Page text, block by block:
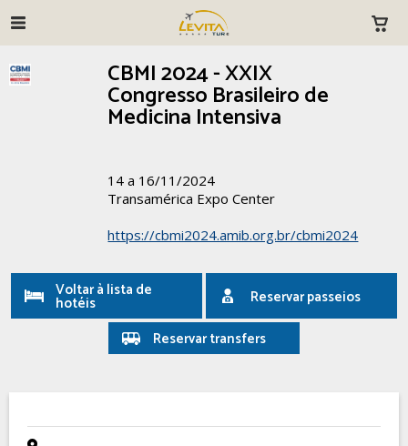
CBMI 2024 - XXIX
Congresso Brasileiro de
Medicina Intensiva
14 a 16/11/2024
Transamérica Expo Center
https://cbmi2024.amib.org.br/cbmi2024
Voltar à lista de
hotéis
Reservar passeios
Reservar transfers